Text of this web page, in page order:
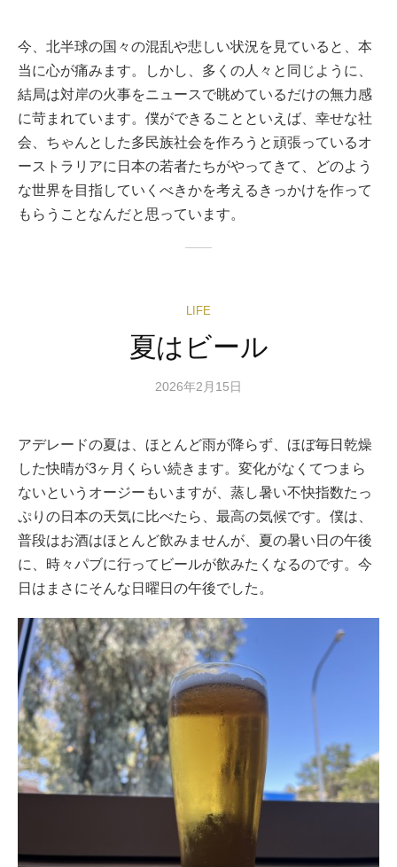
今、北半球の国々の混乱や悲しい状況を見ていると、本
当に心が痛みます。しかし、多くの人々と同じように、
結局は対岸の火事をニュースで眺めているだけの無力感
に苛まれています。僕ができることといえば、幸せな社
会、ちゃんとした多民族社会を作ろうと頑張っているオ
ーストラリアに日本の若者たちがやってきて、どのよう
な世界を目指していくべきかを考えるきっかけを作って
もらうことなんだと思っています。
LIFE
夏はビール
2026年2月15日
アデレードの夏は、ほとんど雨が降らず、ほぼ毎日乾燥
した快晴が3ヶ月くらい続きます。変化がなくてつまら
ないというオージーもいますが、蒸し暑い不快指数たっ
ぷりの日本の天気に比べたら、最高の気候です。僕は、
普段はお酒はほとんど飲みませんが、夏の暑い日の午後
に、時々パブに行ってビールが飲みたくなるのです。今
日はまさにそんな日曜日の午後でした。